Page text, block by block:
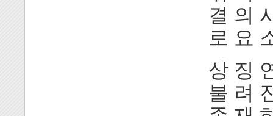
결 의
로 요
상 징
불 려